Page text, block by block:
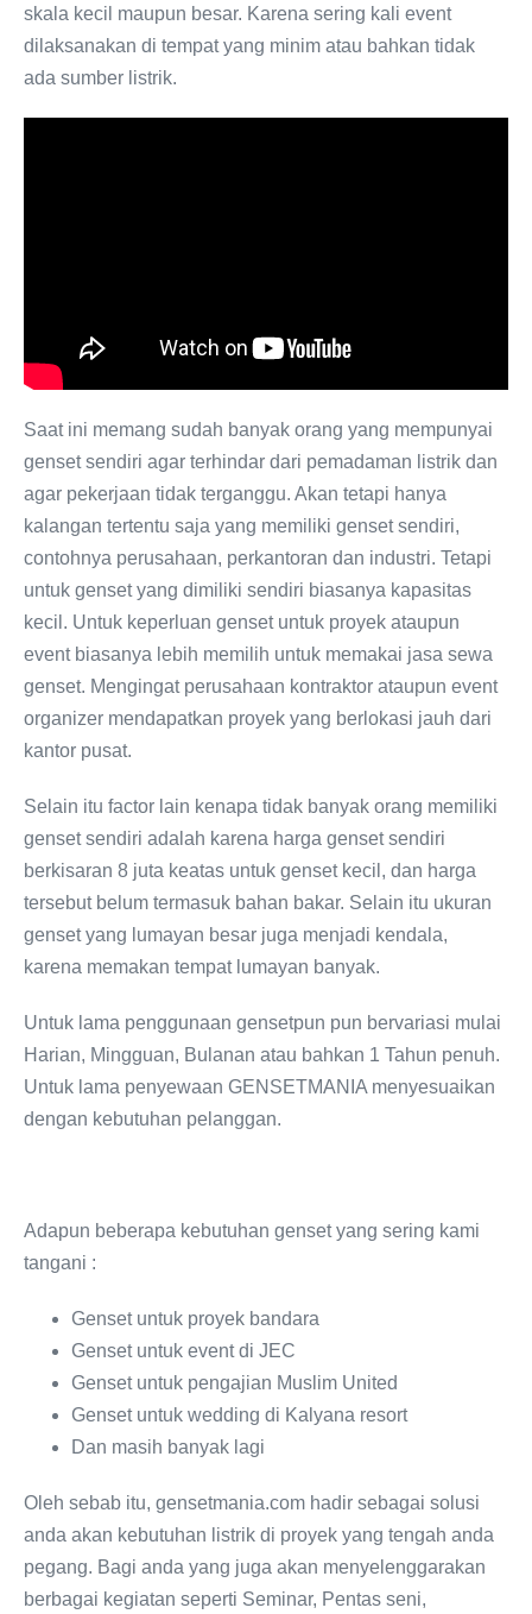
skala kecil maupun besar. Karena sering kali event
dilaksanakan di tempat yang minim atau bahkan tidak
ada sumber listrik.
Saat ini memang sudah banyak orang yang mempunyai
genset sendiri agar terhindar dari pemadaman listrik dan
agar pekerjaan tidak terganggu. Akan tetapi hanya
kalangan tertentu saja yang memiliki genset sendiri,
contohnya perusahaan, perkantoran dan industri. Tetapi
untuk genset yang dimiliki sendiri biasanya kapasitas
kecil. Untuk keperluan genset untuk proyek ataupun
event biasanya lebih memilih untuk memakai jasa sewa
genset. Mengingat perusahaan kontraktor ataupun event
organizer mendapatkan proyek yang berlokasi jauh dari
kantor pusat.
Selain itu factor lain kenapa tidak banyak orang memiliki
genset sendiri adalah karena harga genset sendiri
berkisaran 8 juta keatas untuk genset kecil, dan harga
tersebut belum termasuk bahan bakar. Selain itu ukuran
genset yang lumayan besar juga menjadi kendala,
karena memakan tempat lumayan banyak.
Untuk lama penggunaan gensetpun pun bervariasi mulai
Harian, Mingguan, Bulanan atau bahkan 1 Tahun penuh.
Untuk lama penyewaan GENSETMANIA menyesuaikan
dengan kebutuhan pelanggan.
Adapun beberapa kebutuhan genset yang sering kami
tangani :
Genset untuk proyek bandara
Genset untuk event di JEC
Genset untuk pengajian Muslim United
Genset untuk wedding di Kalyana resort
Dan masih banyak lagi
Oleh sebab itu, gensetmania.com hadir sebagai solusi
anda akan kebutuhan listrik di proyek yang tengah anda
pegang. Bagi anda yang juga akan menyelenggarakan
berbagai kegiatan seperti Seminar, Pentas seni,